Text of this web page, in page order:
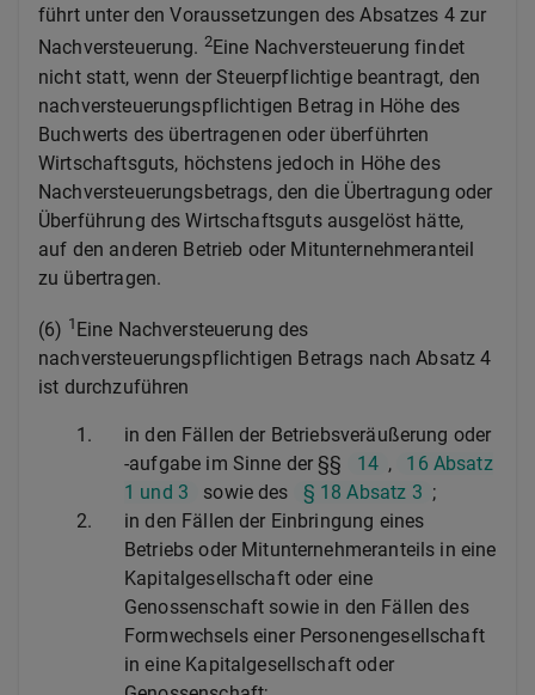
führt unter den Voraussetzungen des Absatzes 4 zur
Nachversteuerung. 2Eine Nachversteuerung findet
nicht statt, wenn der Steuerpflichtige beantragt, den
nachversteuerungspflichtigen Betrag in Höhe des
Buchwerts des übertragenen oder überführten
Wirtschaftsguts, höchstens jedoch in Höhe des
Nachversteuerungsbetrags, den die Übertragung oder
Überführung des Wirtschaftsguts ausgelöst hätte,
auf den anderen Betrieb oder Mitunternehmeranteil
zu übertragen.
(6) 1 Eine Nachversteuerung des
nachversteuerungspflichtigen Betrags nach Absatz 4
ist durchzuführen
1.
in den Fällen der Betriebsveräußerung oder
-aufgabe im Sinne der §§
14 ,
16 Absatz
1 und 3
sowie des § 18 Absatz 3 ;
2.
in den Fällen der Einbringung eines
Betriebs oder Mitunternehmeranteils in eine
Kapitalgesellschaft oder eine
Genossenschaft sowie in den Fällen des
Formwechsels einer Personengesellschaft
in eine Kapitalgesellschaft oder